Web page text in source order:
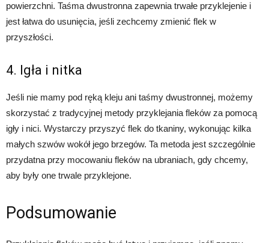
powierzchni. Taśma dwustronna zapewnia trwałe przyklejenie i
jest łatwa do usunięcia, jeśli zechcemy zmienić flek w
przyszłości.
4. Igła i nitka
Jeśli nie mamy pod ręką kleju ani taśmy dwustronnej, możemy
skorzystać z tradycyjnej metody przyklejania fleków za pomocą
igły i nici. Wystarczy przyszyć flek do tkaniny, wykonując kilka
małych szwów wokół jego brzegów. Ta metoda jest szczególnie
przydatna przy mocowaniu fleków na ubraniach, gdy chcemy,
aby były one trwale przyklejone.
Podsumowanie